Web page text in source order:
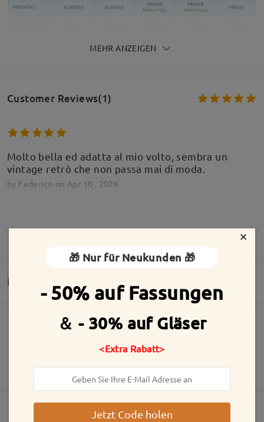
MEHR ANZEIGEN
Customer Reviews(1)
Molto bella ed adatta al mio volto, sembra un
vintage retrò che non passa mai di moda.
by Federico on Apr 10 , 2026
Lieferung
Die Bestellung wurde aufgegeben
5-7 Werktage Details
Inklusive kostenloser kratzfester Beschichtung der Gläser
30 Tage Umtausch- und Geld-zurück-Garantie
×
🎁 Nur für Neukunden 🎁
- 50% auf Fassungen
＆ - 30% auf Gläser
<Extra Rabatt>
Jetzt Code holen